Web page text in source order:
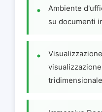
Ambiente
su documenti